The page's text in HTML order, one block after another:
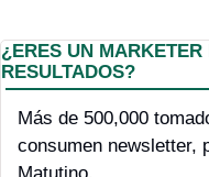
¿ERES UN
RESULTADOS?
Más de 500,000
consumen newsletter,
Matutino.